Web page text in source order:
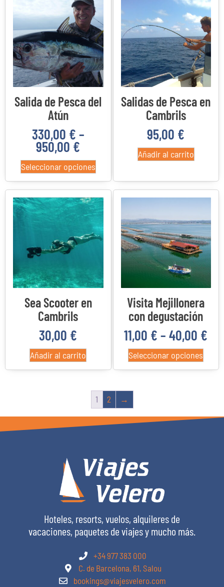
Salida de Pesca del
Atún
330,00 € –
950,00 €
Seleccionar opciones
Salidas de Pesca en
Cambrils
95,00 €
Añadir al carrito
Sea Scooter en
Cambrils
30,00 €
Añadir al carrito
Visita Mejillonera
con degustación
11,00 € –40,00 €
Seleccionar opciones
1 2 →
Hoteles, resorts, vuelos, alquileres de
vacaciones, paquetes de viajes y mucho más.
+34 977 383 000
C. de Barcelona, 61, Salou
bookings@viajesvelero.com